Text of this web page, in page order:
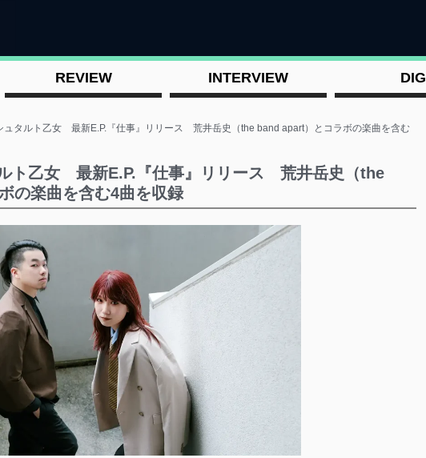
REVIEW INTERVIEW DIG
ュタルト乙女 最新E.P.『仕事』リリース 荒井岳史（the band apart）とコラボの楽曲を含む
ルト乙女 最新E.P.『仕事』リリース 荒井岳史（the
の楽曲を含む4曲を収録